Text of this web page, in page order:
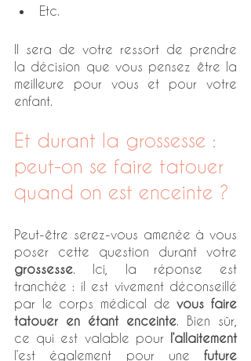
Etc.
Il sera de votre ressort de prendre
la décision que vous pensez être la
meilleure pour vous et pour votre
enfant.
Et durant la grossesse :
peut-on se faire tatouer
quand on est enceinte ?
Peut-être serez-vous amenée à vous
grossesse. Ici, la réponse est
tranchée : il est vivement déconseillé
par le corps médical de vous faire
tatouer en étant enceinte. Bien sûr,
ce qui est valable pour l’allaitement
l’est également pour une future